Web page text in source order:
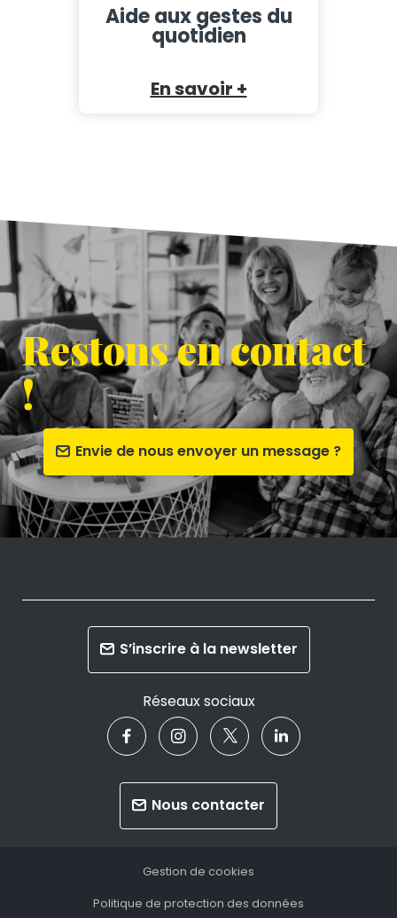
Aide aux gestes du
quotidien
En savoir +
Restons en contact
!
Envie de nous envoyer un message ?
S’inscrire à la newsletter
Réseaux sociaux
Nous contacter
Gestion de cookies
Politique de protection des données